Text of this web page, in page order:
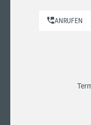
ANRUFEN